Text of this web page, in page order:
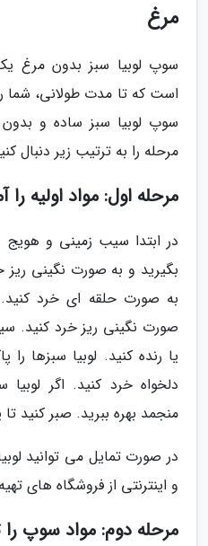
مرغ
سوپ لوبیا سبز بدون مرغ
است که تا مدت طولانی، شما
سوپ لوبیا سبز ساده و
مرحله را به ترتیب زیر دنبال
مرحله اول: مواد اولیه را
در ابتدا سیب زمینی و هویج
بگیرید و به صورت نگینی ریز
به صورت حلقه ای خرد
صورت نگینی ریز خرد کنید.
یا رنده کنید. لوبیا سبزها
دلخواه خرد کنید. اگر لوبیا
منجمد بهره ببرید. صبر کنید
در صورت تمایل می توانید
و اینترنتی از فروشگاه های
مرحله دوم: مواد سوپ